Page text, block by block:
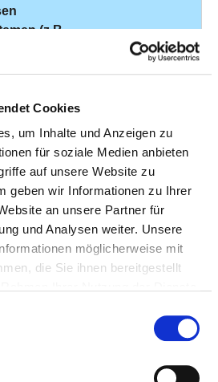
Cookies
um Inhalte und Anzeigen zu
für soziale Medien anbieten
auf unsere Website zu
geben wir Informationen zu Ihrer
an unsere Partner für
und Analysen weiter. Unsere
möglicherweise mit
die Sie ihnen bereitgestellt
(z.B.
offen
Sonstige
k.A.
k.A.
5-